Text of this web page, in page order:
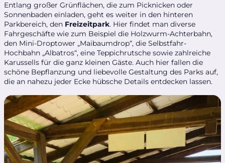
Entlang großer Grünflächen, die zum Picknicken oder
Sonnenbaden einladen, geht es weiter in den hinteren
Parkbereich, den Freizeitpark. Hier findet man diverse
Fahrgeschäfte wie zum Beispiel die Holzwurm-Achterbahn,
den Mini-Droptower „Maibaumdrop“, die Selbstfahr-
Hochbahn „Albatros“, eine Teppichrutsche sowie zahlreiche
Karussells für die ganz kleinen Gäste. Auch hier ​fallen die
schöne Bepflanzung und liebevolle Gestaltung des Parks auf,
die an nahezu jeder Ecke hübsche Details entdecken lassen.